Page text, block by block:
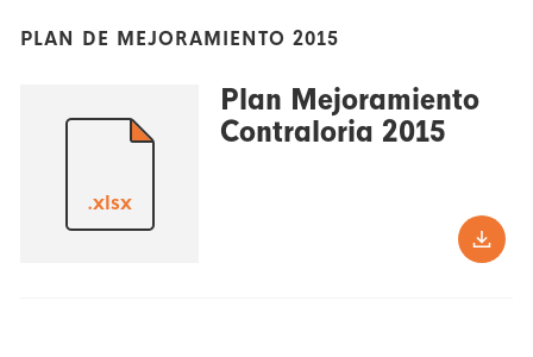
PLAN DE MEJORAMIENTO 2015
.xlsx
Plan Mejoramiento
Contraloria 2015